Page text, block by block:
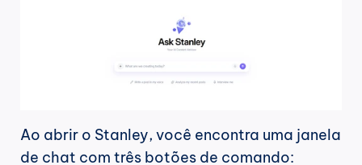
Ao abrir o Stanley, você encontra uma janela
de chat com três botões de comando: